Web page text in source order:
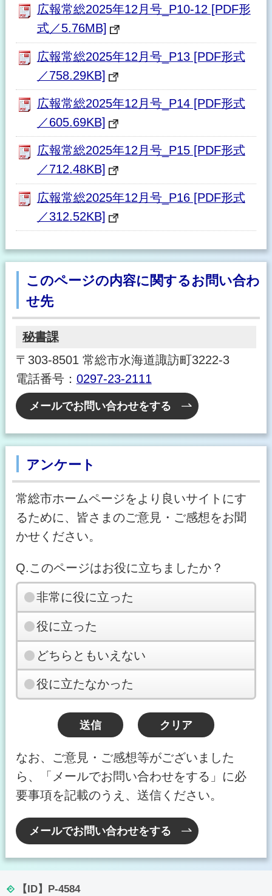
広報常総2025年12月号_P10-12 [PDF形
式／5.76MB]
広報常総2025年12月号_P13 [PDF形式
／758.29KB]
広報常総2025年12月号_P14 [PDF形式
／605.69KB]
広報常総2025年12月号_P15 [PDF形式
／712.48KB]
広報常総2025年12月号_P16 [PDF形式
／312.52KB]
このページの内容に関するお問い合わ
せ先
秘書課
〒303-8501 常総市水海道諏訪町3222-3
電話番号： 0297-23-2111
メールでお問い合わせをする
アンケート
常総市ホームページをより良いサイトにす
るために、皆さまのご意見・ご感想をお聞
かせください。
Q.このページはお役に立ちましたか？
非常に役に立った
役に立った
どちらともいえない
役に立たなかった
なお、ご意見・ご感想等がございました
ら、「メールでお問い合わせをする」に必
要事項を記載のうえ、送信ください。
メールでお問い合わせをする
【ID】 P-4584